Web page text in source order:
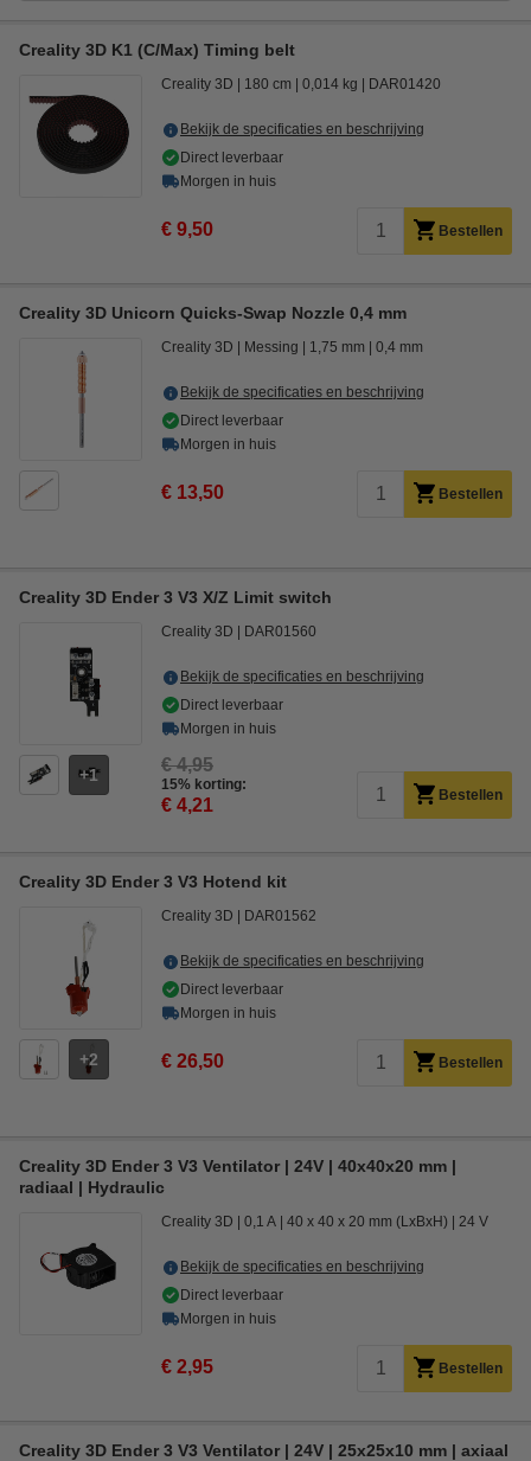
Creality 3D K1 (C/Max) Timing belt
Creality 3D 180 cm 0,014 kg DAR01420
Bekijk de specificaties en beschrijving
Direct leverbaar
Morgen in huis
€ 9,50 Bestellen
Creality 3D Unicorn Quicks-Swap Nozzle 0,4 mm
Creality 3D Messing 1,75 mm 0,4 mm
Bekijk de specificaties en beschrijving
Direct leverbaar
Morgen in huis
€ 13,50 Bestellen
Creality 3D Ender 3 V3 X/Z Limit switch
1
Creality 3D DAR01560
Bekijk de specificaties en beschrijving
Direct leverbaar
Morgen in huis
€ 4,95
15% korting:
€ 4,21 Bestellen
Creality 3D Ender 3 V3 Hotend kit
2
Creality 3D DAR01562
Bekijk de specificaties en beschrijving
Direct leverbaar
Morgen in huis
€ 26,50 Bestellen
Creality 3D Ender 3 V3 Ventilator | 24V | 40x40x20 mm |
radiaal | Hydraulic
Creality 3D 0,1 A 40 x 40 x 20 mm (LxBxH) 24 V
Bekijk de specificaties en beschrijving
Direct leverbaar
Morgen in huis
€ 2,95 Bestellen
Creality 3D Ender 3 V3 Ventilator | 24V | 25x25x10 mm | axiaal